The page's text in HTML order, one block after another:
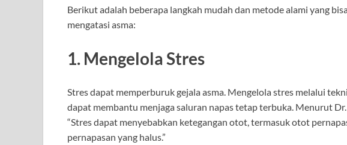
Berikut adalah beberapa langkah mudah dan metode alami yang
mengatasi asma:
1. Mengelola Stres
Stres dapat memperburuk gejala asma. Mengelola stres melalui
dapat membantu menjaga saluran napas tetap terbuka. Menurut
“Stres dapat menyebabkan ketegangan otot, termasuk otot
pernapasan yang halus.”